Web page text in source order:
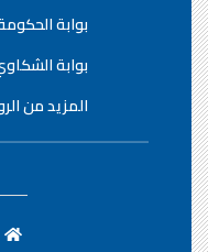
بوابة
بوابة
المزيد من